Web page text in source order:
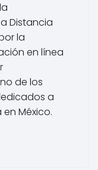
Distancia
la
en línea
de los
a
México.